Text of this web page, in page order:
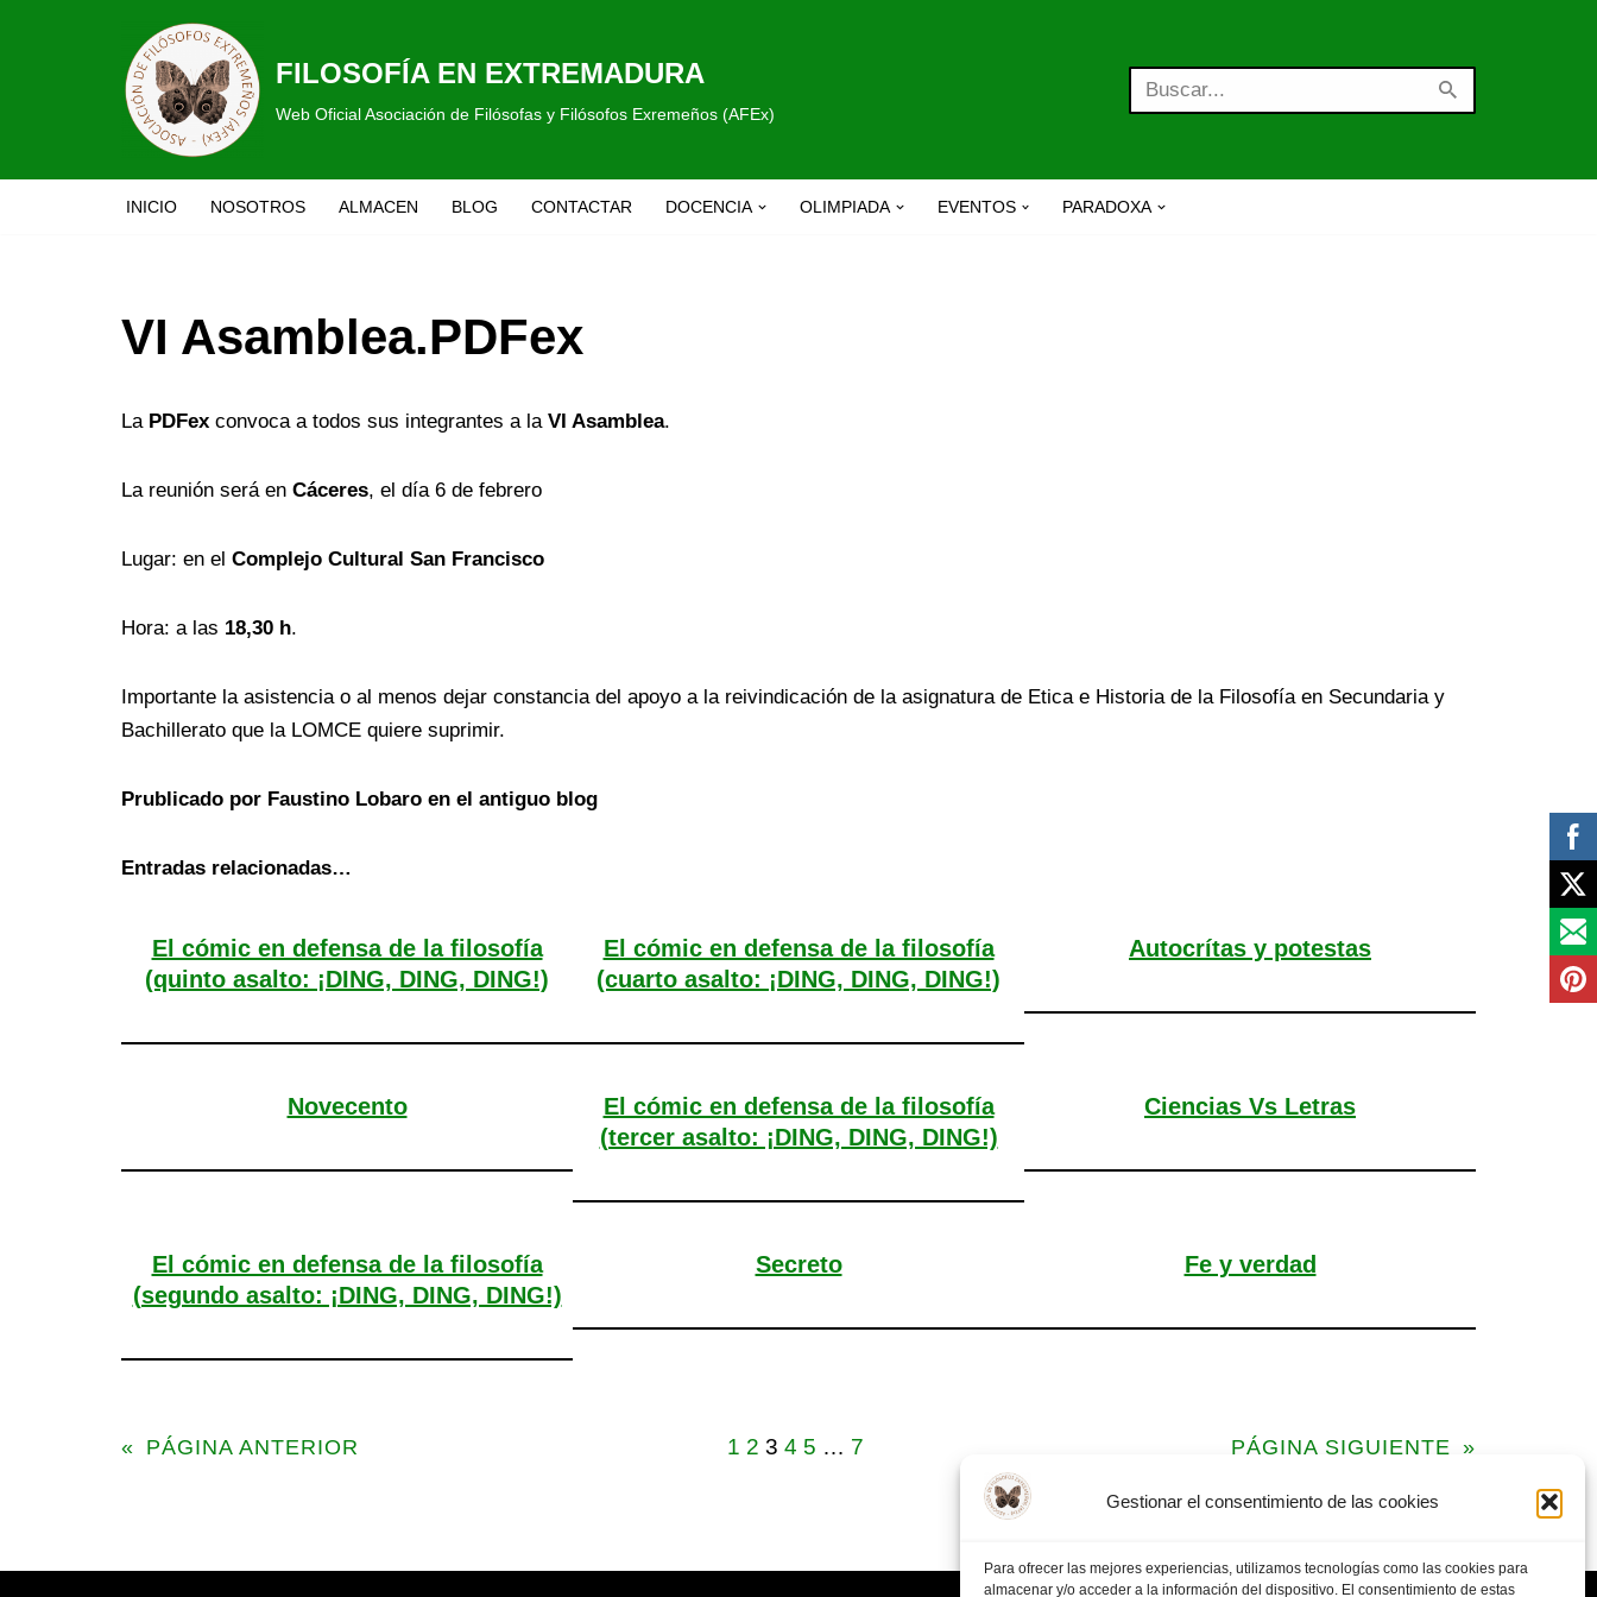
Gestionar el consentimiento de las cookies
Para ofrecer las mejores experiencias, utilizamos tecnologías como las cookies para
almacenar y/o acceder a la información del dispositivo. El consentimiento de estas
FILOSOFÍA EN EXTREMADURA
Web Oficial Asociación de Filósofas y Filósofos Exremeños (AFEx)
INICIO NOSOTROS ALMACEN BLOG CONTACTAR DOCENCIA OLIMPIADA EVENTOS PARADOXA
VI Asamblea.PDFex
La PDFex convoca a todos sus integrantes a la VI Asamblea.
La reunión será en Cáceres, el día 6 de febrero
Lugar: en el Complejo Cultural San Francisco
Hora: a las 18,30 h.
Importante la asistencia o al menos dejar constancia del apoyo a la reivindicación de la asignatura de Etica e Historia de la Filosofía en Secundaria y
Bachillerato que la LOMCE quiere suprimir.
Prublicado por Faustino Lobaro en el antiguo blog
Entradas relacionadas…
El cómic en defensa de la filosofía
(quinto asalto: ¡DING, DING, DING!)
El cómic en defensa de la filosofía
(cuarto asalto: ¡DING, DING, DING!)
Autocrítas y potestas
Novecento
El cómic en defensa de la filosofía
(tercer asalto: ¡DING, DING, DING!)
Ciencias Vs Letras
El cómic en defensa de la filosofía
(segundo asalto: ¡DING, DING, DING!)
Secreto Fe y verdad
« PÁGINA ANTERIOR 1 2 3 4 5 … 7 PÁGINA SIGUIENTE »